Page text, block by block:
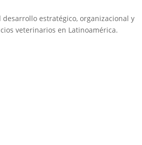
estratégico, organizacional y
veterinarios en Latinoamérica.